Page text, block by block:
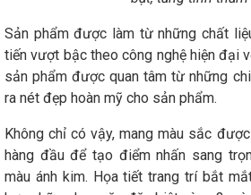
Sản phẩm được làm từ những chất
tiến vượt bậc theo công nghệ hiện đại
sản phẩm được quan tâm từ những
ra nét đẹp hoàn mỹ cho sản phẩm.
Không chỉ có vậy, mang màu sắc
hàng đầu để tạo điểm nhấn sang
màu ánh kim. Họa tiết trang trí bắt